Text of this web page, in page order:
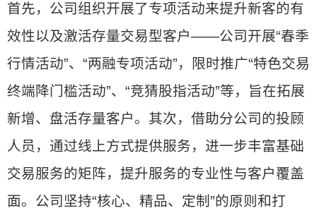
首先，公司组织开展了专项活动来提升新客的有
效性以及激活存量交易型客户——公司开展“春季
行情活动”、“两融专项活动”，限时推广“特色交易
终端降门槛活动”、“竞猜股指活动”等，旨在拓展
新增、盘活存量客户。其次，借助分公司的投顾
人员，通过线上方式提供服务，进一步丰富基础
交易服务的矩阵，提升服务的专业性与客户覆盖
面。公司坚持“核心、精品、定制”的原则和打